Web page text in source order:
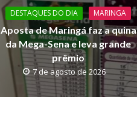
DESTAQUES DO DIA MARINGA
Aposta de Maringá faz a quina
da Mega-Sena e leva grande
prêmio
7 de agosto de 2026